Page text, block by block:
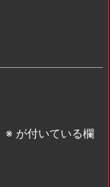
※ が付いている欄